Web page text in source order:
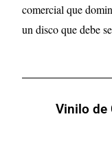
comercial que
un disco que debe
Vinilo de